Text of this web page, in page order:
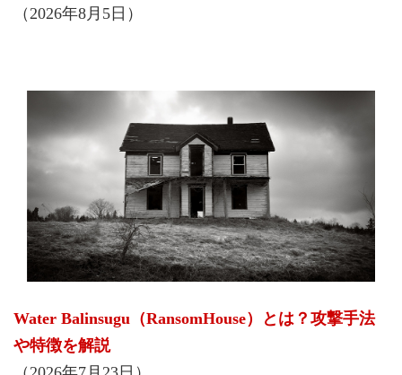
（2026年8月5日）
Water Balinsugu（RansomHouse）とは？攻撃手法
や特徴を解説